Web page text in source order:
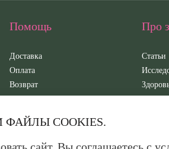
COOKIES.
Помощь
Доставка
Оплата
Возврат
Про
Статьи